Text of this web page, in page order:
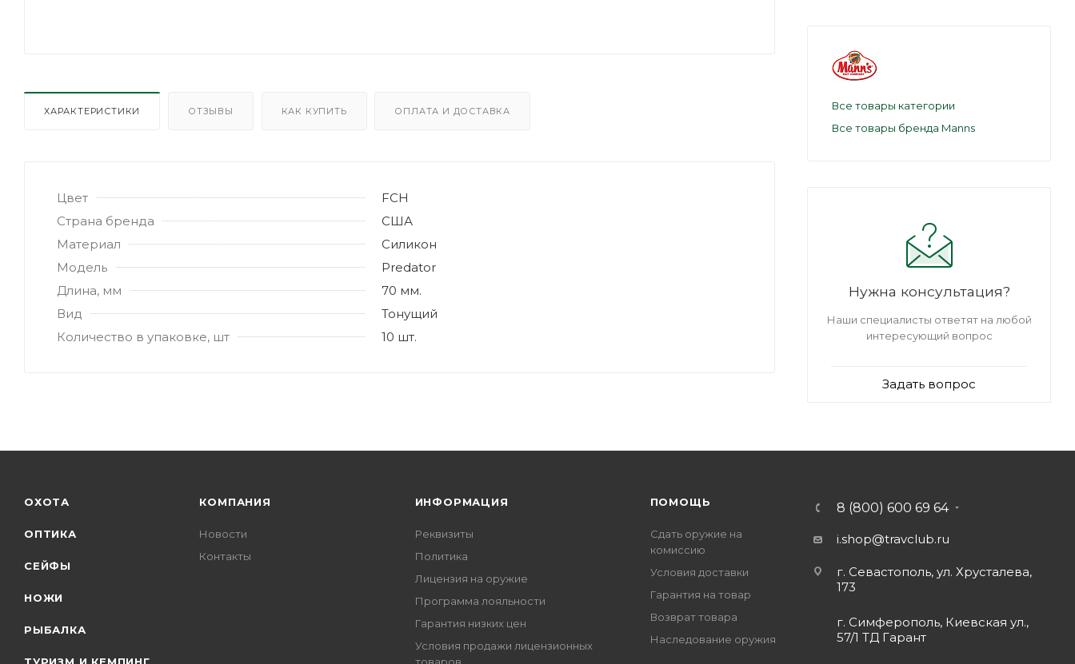
ХАРАКТЕРИСТИКИ ОТЗЫВЫ КАК КУПИТЬ ОПЛАТА И ДОСТАВКА
Цвет
FCH
Страна бренда
США
Материал
Силикон
Модель
Predator
Длина, мм
70 мм.
Вид
Тонущий
Количество в упаковке, шт
10 шт.
Все товары категории
Все товары бренда Manns
Нужна консультация?
Наши специалисты ответят на любой
интересующий вопрос
Задать вопрос
ОХОТА
ОПТИКА
СЕЙФЫ
НОЖИ
РЫБАЛКА
КОМПАНИЯ
Новости
Контакты
ИНФОРМАЦИЯ
Реквизиты
Политика
Лицензия на оружие
Программа лояльности
Гарантия низких цен
Условия продажи лицензионных
ПОМОЩЬ
Сдать оружие на
комиссию
Условия доставки
Гарантия на товар
Возврат товара
Наследование оружия
8 (800) 600 69 64
i.shop@travclub.ru
г. Севастополь, ул. Хрусталева,
173
г. Симферополь, Киевская ул.,
57/1 ТД Гарант